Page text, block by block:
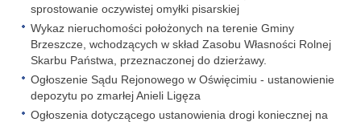
sprostowanie oczywistej omyłki pisarskiej
Wykaz nieruchomości położonych na terenie Gminy
Brzeszcze, wchodzących w skład Zasobu Własności Rolnej
Skarbu Państwa, przeznaczonej do dzierżawy.
Ogłoszenie Sądu Rejonowego w Oświęcimiu - ustanowienie
depozytu po zmarłej Anieli Ligęza
Ogłoszenia dotyczącego ustanowienia drogi koniecznej na